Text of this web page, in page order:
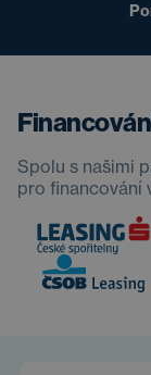
Spolu s našimi
pro financování